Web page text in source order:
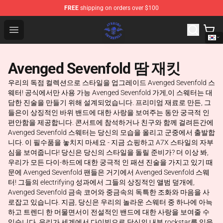
FREE shipping on orders over $100
Open menu
Avenged Sevenfold Shop - Official Avenged Sevenfold
Avenged Sevenfold 땀 재킷
우리의 독점 컬렉션으로 스타일을 업그레이드 Avenged Sevenfold 스
웨터! 공식에서만 사용 가능 Avenged Sevenfold 가게,이 스웨터는 대
담한 진술을 만들기 위해 설계되었습니다. 프리미엄 재료로 만든, 그
들은이 상징적인 바위 밴드에 대한 사랑을 보여주는 동안 궁극적 인
편안함을 제공합니다. 콘서트에 참석하거나 친구와 함께 걸려든간에
Avenged Sevenfold 스웨터는 당신의 모습을 올리고 군중에서 출발합
니다. 이 필수품을 놓치지 마세요 - 지금 쇼핑하고 A7X 스타일의 자부
심을 보여줍니다! 당신은 당신의 스타일을 돌릴 준비가? 더 이상 봐,
우리가 모든 다이-하드에 대한 궁극적 인 패션 진술을 가지고 있기 때
문에 Avenged Sevenfold 팬들은 거기에서 Avenged Sevenfold 스웨
터! 그들의 electrifying 성과에서 그들의 상징적인 앨범 덮개에,
Avenged Sevenfold 금속 코어와 중금속의 독특한 조화와 마음을 사
로잡고 있습니다. 지금, 당신은 우리의 놀라운 스웨터 중 하나에 아늑
하고 트렌디 한 머물면서이 전설적인 밴드에 대한 사랑을 보여줄 수